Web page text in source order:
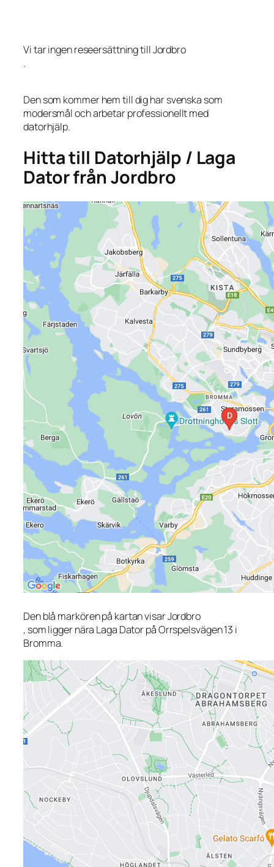
Vi tar ingen reseersättning till Jordbro
.
Den som kommer hem till dig har svenska som
modersmål och arbetar professionellt med
datorhjälp.
Hitta till Datorhjälp / Laga
Dator från Jordbro
Den blå markören på kartan visar Jordbro
, som ligger nära Laga Dator på Orrspelsvägen 13 i
Bromma.